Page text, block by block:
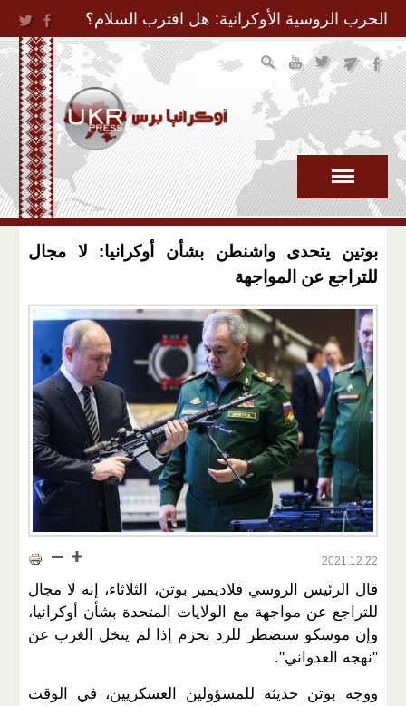
Jump to Navigation
الحرب الروسية الأوكرانية: هل اقترب السلام؟
بوتين يتحدى واشنطن بشأن أوكرانيا: لا مجال
للتراجع عن المواجهة
2021.12.22
قال الرئيس الروسي فلاديمير بوتن، الثلاثاء، إنه لا مجال
للتراجع عن مواجهة مع الولايات المتحدة بشأن أوكرانيا،
وإن موسكو ستضطر للرد بحزم إذا لم يتخل الغرب عن
"نهجه العدواني".
ووجه بوتن حديثه للمسؤولين العسكريين، في الوقت